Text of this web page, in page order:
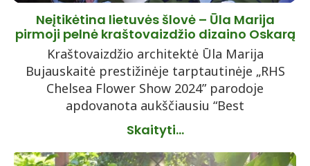
Neįtikėtina lietuvės šlovė – Ūla Marija
pirmoji pelnė kraštovaizdžio dizaino Oskarą
Kraštovaizdžio architektė Ūla Marija
Bujauskaitė prestižinėje tarptautinėje „RHS
Chelsea Flower Show 2024” parodoje
apdovanota aukščiausiu “Best
Skaityti...